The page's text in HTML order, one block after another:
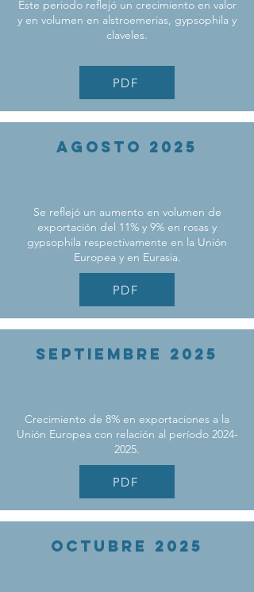
Este periodo reflejó un crecimiento en valor
y en volumen en alstroemerias, gypsophila y
claveles.
PDF
AGOSTO 2025
Se reflejó un aumento en volumen de
exportación del 11% y 9% en rosas y
gypsophila respectivamente en la Unión
Europea y en Eurasia.
PDF
SEPTIEMBRE 2025
Crecimiento de 8% en exportaciones a la
Unión Europea con relación al período 2024-
2025.
PDF
octuBRE 2025